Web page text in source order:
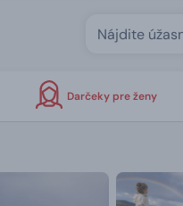
Darčeky pre ženy